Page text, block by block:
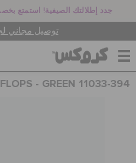
جدد إطلالتك الصيفية! استمتع بخصم 50% ثابت على تشكيلة
توصيل مجاني
- GREEN 11033-394